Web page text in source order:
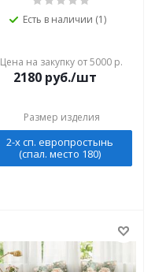
Есть в наличии (1)
Цена на закупку от 5000 р.
2180 руб./шт
Размер изделия
2-х сп. европростынь
(спал. место 180)